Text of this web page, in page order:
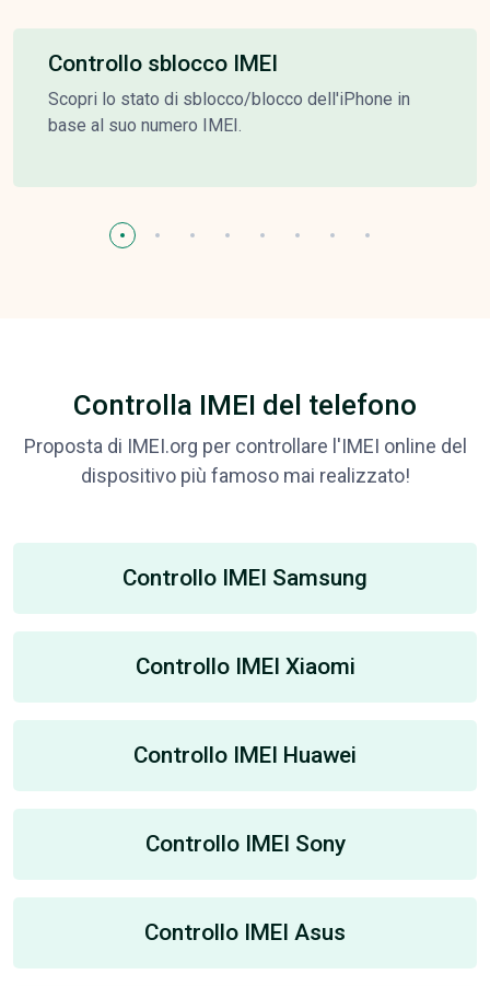
Controllo sblocco IMEI
Scopri lo stato di sblocco/blocco dell'iPhone in
base al suo numero IMEI.
Controlla IMEI del telefono
Proposta di IMEI.org per controllare l'IMEI online del
dispositivo più famoso mai realizzato!
Controllo IMEI Samsung
Controllo IMEI Xiaomi
Controllo IMEI Huawei
Controllo IMEI Sony
Controllo IMEI Asus